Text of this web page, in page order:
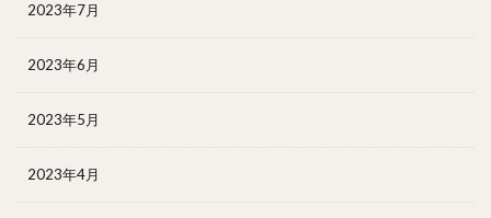
2023年7月
2023年6月
2023年5月
2023年4月